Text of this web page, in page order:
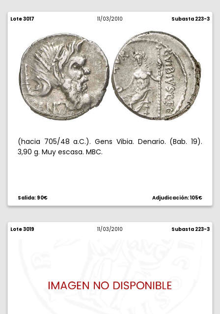
Lote 3017 11/03/2010 Subasta 223-3
(hacia 705/48 a.C.). Gens Vibia. Denario. (Bab. 19).
3,90 g. Muy escasa. MBC.
Salida: 90€ Adjudicación: 105€
Lote 3019 11/03/2010 Subasta 223-3